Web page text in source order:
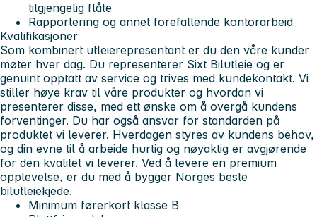
tilgjengelig flåte
Rapportering og annet forefallende kontorarbeid
Kvalifikasjoner
Som kombinert utleierepresentant er du den våre kunder
møter hver dag. Du representerer Sixt Bilutleie og er
genuint opptatt av service og trives med kundekontakt. Vi
stiller høye krav til våre produkter og hvordan vi
presenterer disse, med ett ønske om å overgå kundens
forventinger. Du har også ansvar for standarden på
produktet vi leverer. Hverdagen styres av kundens behov,
og din evne til å arbeide hurtig og nøyaktig er avgjørende
for den kvalitet vi leverer. Ved å levere en premium
opplevelse, er du med å bygger Norges beste
bilutleiekjede.
Minimum førerkort klasse B